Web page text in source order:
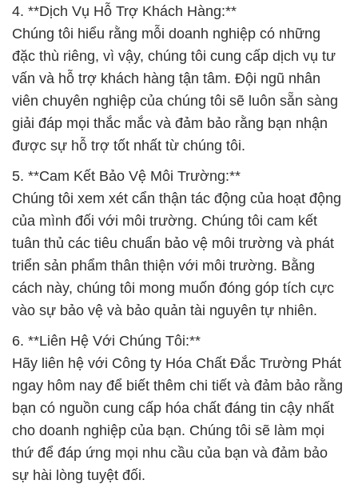
4. **Dịch Vụ Hỗ Trợ Khách Hàng:**
Chúng tôi hiểu rằng mỗi doanh nghiệp có những
đặc thù riêng, vì vậy, chúng tôi cung cấp dịch vụ tư
vấn và hỗ trợ khách hàng tận tâm. Đội ngũ nhân
viên chuyên nghiệp của chúng tôi sẽ luôn sẵn sàng
giải đáp mọi thắc mắc và đảm bảo rằng bạn nhận
được sự hỗ trợ tốt nhất từ chúng tôi.
5. **Cam Kết Bảo Vệ Môi Trường:**
Chúng tôi xem xét cẩn thận tác động của hoạt động
của mình đối với môi trường. Chúng tôi cam kết
tuân thủ các tiêu chuẩn bảo vệ môi trường và phát
triển sản phẩm thân thiện với môi trường. Bằng
cách này, chúng tôi mong muốn đóng góp tích cực
vào sự bảo vệ và bảo quản tài nguyên tự nhiên.
6. **Liên Hệ Với Chúng Tôi:**
Hãy liên hệ với Công ty Hóa Chất Đắc Trường Phát
ngay hôm nay để biết thêm chi tiết và đảm bảo rằng
bạn có nguồn cung cấp hóa chất đáng tin cậy nhất
cho doanh nghiệp của bạn. Chúng tôi sẽ làm mọi
thứ để đáp ứng mọi nhu cầu của bạn và đảm bảo
sự hài lòng tuyệt đối.